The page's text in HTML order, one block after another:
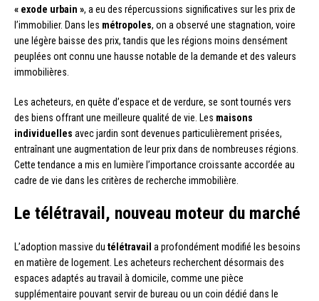
« exode urbain », a eu des répercussions significatives sur les prix de
l’immobilier. Dans les métropoles, on a observé une stagnation, voire
une légère baisse des prix, tandis que les régions moins densément
peuplées ont connu une hausse notable de la demande et des valeurs
immobilières.
Les acheteurs, en quête d’espace et de verdure, se sont tournés vers
des biens offrant une meilleure qualité de vie. Les maisons
individuelles avec jardin sont devenues particulièrement prisées,
entraînant une augmentation de leur prix dans de nombreuses régions.
Cette tendance a mis en lumière l’importance croissante accordée au
cadre de vie dans les critères de recherche immobilière.
Le télétravail, nouveau moteur du marché
L’adoption massive du télétravail a profondément modifié les besoins
en matière de logement. Les acheteurs recherchent désormais des
espaces adaptés au travail à domicile, comme une pièce
supplémentaire pouvant servir de bureau ou un coin dédié dans le